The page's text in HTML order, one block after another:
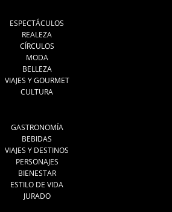
ESPECTÁCULOS
REALEZA
CÍRCULOS
MODA
BELLEZA
VIAJES Y GOURMET
CULTURA
GASTRONOMÍA
BEBIDAS
VIAJES Y DESTINOS
PERSONAJES
BIENESTAR
ESTILO DE VIDA
JURADO